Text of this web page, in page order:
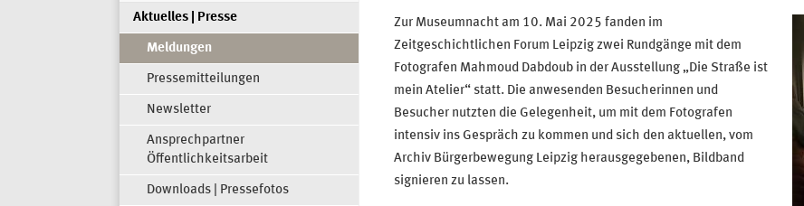
Aktuelles | Presse
Meldungen
Pressemitteilungen
Newsletter
Ansprechpartner
Öffentlichkeitsarbeit
Downloads | Pressefotos
Zur Museumnacht am 10. Mai 2025 fanden im
Zeitgeschichtlichen Forum Leipzig zwei Rundgänge mit dem
Fotografen Mahmoud Dabdoub in der Ausstellung „Die Straße ist
mein Atelier“ statt. Die anwesenden Besucherinnen und
Besucher nutzten die Gelegenheit, um mit dem Fotografen
intensiv ins Gespräch zu kommen und sich den aktuellen, vom
Archiv Bürgerbewegung Leipzig herausgegebenen, Bildband
signieren zu lassen.